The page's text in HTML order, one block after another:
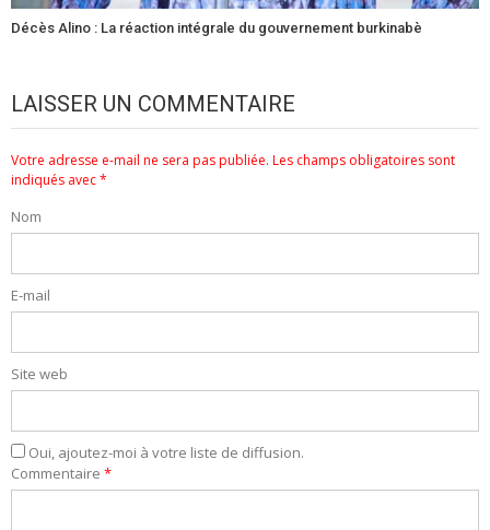
Décès Alino : La réaction intégrale du gouvernement burkinabè
LAISSER UN COMMENTAIRE
Votre adresse e-mail ne sera pas publiée. Les champs obligatoires sont
indiqués avec*
Nom
E-mail
Site web
Oui, ajoutez-moi à votre liste de diffusion.
Commentaire *